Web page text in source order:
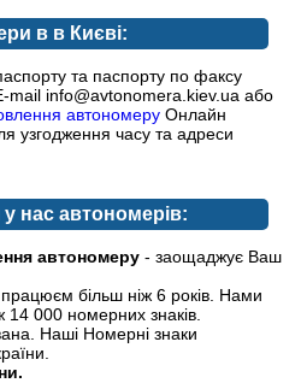
в в Києві:
та паспорту по факсу
mail info@avtonomera.kiev.ua або
автономеру Онлайн
узгодження часу та адреси
нас автономерів:
автономеру - заощаджує Ваш
більш ніж 6 років. Нами
14 000 номерних знаків.
Наші Номерні знаки